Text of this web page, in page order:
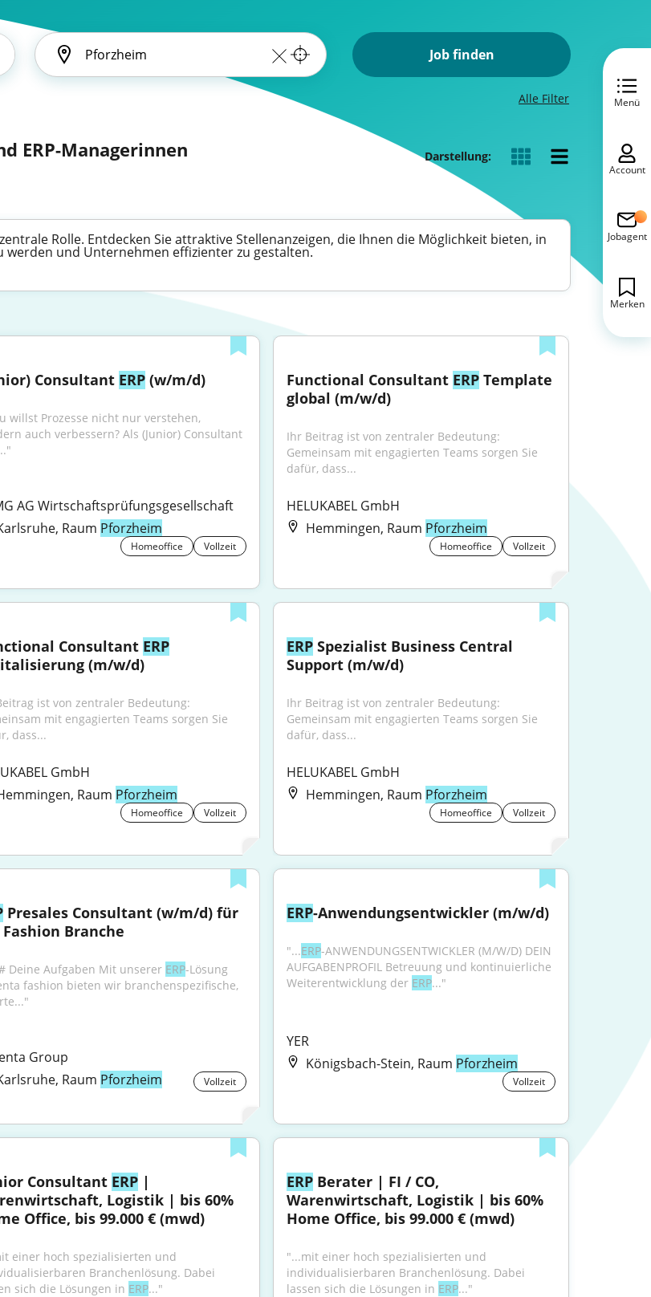
Job finden
Alle Filter
ERP-Managerinnen Darstellung:
Rolle. Entdecken Sie attraktive Stellenanzeigen, die Ihnen die Möglichkeit bieten, in
und Unternehmen effizienter zu gestalten.
Consultant ERP (w/m/d)
willst Prozesse nicht nur verstehen,
AG Wirtschaftsprüfungsgesellschaft
Raum Pforzheim
Homeoffice Vollzeit
Functional Consultant ERP Template
global (m/w/d)
Ihr Beitrag ist von zentraler Bedeutung:
Gemeinsam mit engagierten Teams sorgen Sie
dafür, dass...
HELUKABEL GmbH
Hemmingen, Raum Pforzheim
Homeoffice Vollzeit
Consultant ERP
(m/w/d)
ist von zentraler Bedeutung:
mit engagierten Teams sorgen Sie
dass...
GmbH
Raum Pforzheim
Homeoffice Vollzeit
ERP Spezialist Business Central
Support (m/w/d)
Ihr Beitrag ist von zentraler Bedeutung:
Gemeinsam mit engagierten Teams sorgen Sie
dafür, dass...
HELUKABEL GmbH
Hemmingen, Raum Pforzheim
Homeoffice Vollzeit
Presales Consultant (w/m/d) für
Branche
Deine Aufgaben Mit unserer ERP-Lösung
fashion bieten wir branchenspezifische,
Group
Raum Pforzheim Vollzeit
ERP-Anwendungsentwickler (m/w/d)
"...ERP-ANWENDUNGSENTWICKLER (M/W/D) DEIN
AUFGABENPROFIL Betreuung und kontinuierliche
Weiterentwicklung der ERP..."
YER
Königsbach-Stein, Raum Pforzheim
Vollzeit
Consultant ERP |
Logistik | bis 60%
Office, bis 99.000 € (mwd)
einer hoch spezialisierten und
Branchenlösung. Dabei
sich die Lösungen in ERP..."
ERP Berater | FI / CO,
Warenwirtschaft, Logistik | bis 60%
Home Office, bis 99.000 € (mwd)
"...mit einer hoch spezialisierten und
individualisierbaren Branchenlösung. Dabei
lassen sich die Lösungen in ERP..."
Menü
Account
Jobagent
Merken